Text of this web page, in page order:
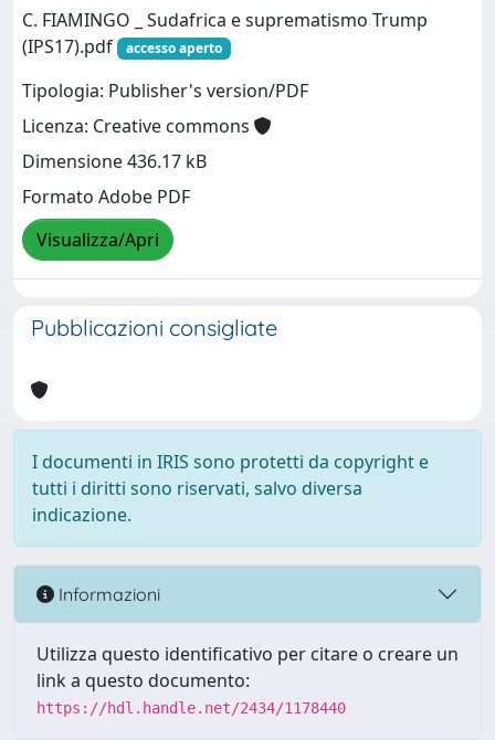
C. FIAMINGO _ Sudafrica e suprematismo Trump
(IPS17).pdf
accesso aperto
Tipologia: Publisher's version/PDF
Licenza: Creative commons
Dimensione 436.17 kB
Formato Adobe PDF
Visualizza/Apri
Pubblicazioni consigliate
I documenti in IRIS sono protetti da copyright e
tutti i diritti sono riservati, salvo diversa
indicazione.
Informazioni
Utilizza questo identificativo per citare o creare un
link a questo documento:
https://hdl.handle.net/2434/1178440